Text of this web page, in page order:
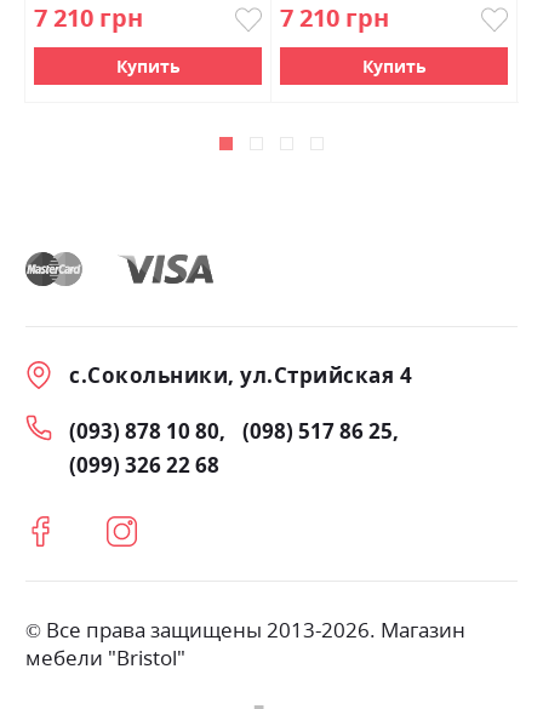
7 210 грн
Купить
7 210 грн
Купить
с.Сокольники, ул.Стрийская 4
(093) 878 10 80
(098) 517 86 25
(099) 326 22 68
© Все права защищены 2013-2026. Магазин
мебели "Bristol"